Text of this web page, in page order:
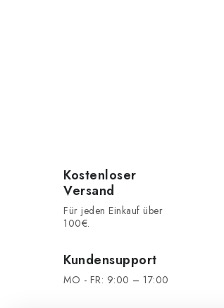
Kostenloser
Versand
Für jeden Einkauf über
100€.
Kundensupport
MO - FR: 9:00 – 17:00